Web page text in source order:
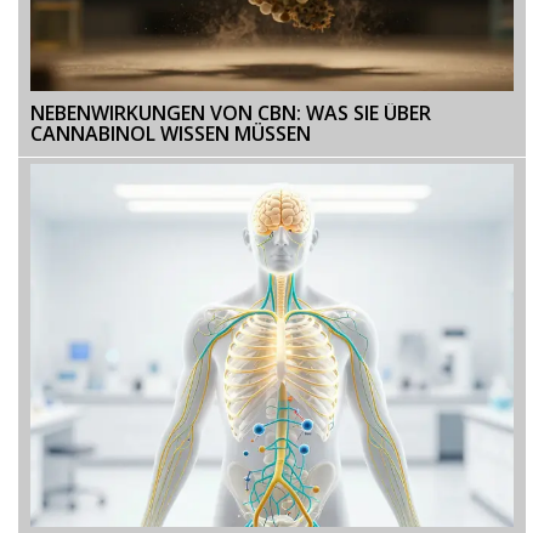
NEBENWIRKUNGEN VON CBN: WAS SIE ÜBER
CANNABINOL WISSEN MÜSSEN